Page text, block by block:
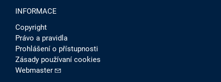
INFORMACE
Copyright
Právo a pravidla
Prohlášení o přístupnosti
Zásady používaní cookies
Webmaster